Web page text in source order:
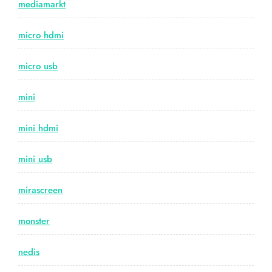
mediamarkt
micro hdmi
micro usb
mini
mini hdmi
mini usb
mirascreen
monster
nedis